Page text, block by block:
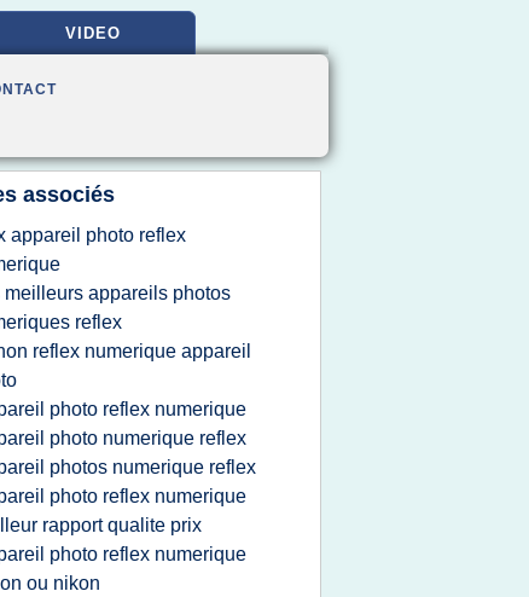
VIDEO
associés
appareil photo reflex
meilleurs appareils photos
reflex
reflex numerique appareil
photo reflex numerique
photo numerique reflex
photos numerique reflex
photo reflex numerique
rapport qualite prix
photo reflex numerique
ou nikon